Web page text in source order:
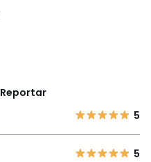
Reportar
5
5